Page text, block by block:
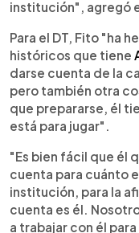
institución", agregó
Para el DT, Fito "ha
históricos que tiene
darse cuenta de la
pero también otra
que prepararse, él
está para jugar".
"Es bien fácil que él
cuenta para cuánto
institución, para la
cuenta es él.
a trabajar con él